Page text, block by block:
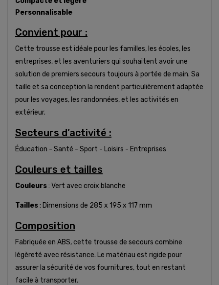
Personnalisable
Convient pour :
Cette trousse est idéale pour les familles, les écoles, les
entreprises, et les aventuriers qui souhaitent avoir une
solution de premiers secours toujours à portée de main. Sa
taille et sa conception la rendent particulièrement adaptée
pour les voyages, les randonnées, et les activités en
extérieur.
Secteurs d’activité :
Éducation - Santé - Sport - Loisirs - Entreprises
Couleurs et tailles
Couleurs: Vert avec croix blanche
Tailles: Dimensions de 285 x 195 x 117 mm
Composition
Fabriquée en ABS, cette trousse de secours combine
légèreté avec résistance. Le matériau est rigide pour
assurer la sécurité de vos fournitures, tout en restant
facile à transporter.